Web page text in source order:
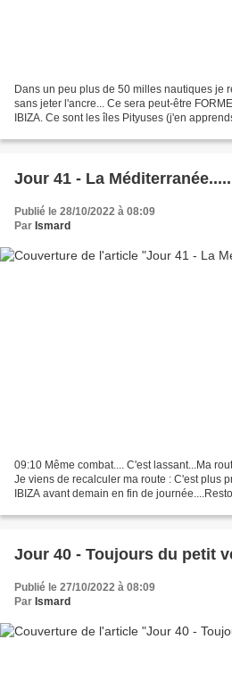
Dans un peu plus de 50 milles nautiques je
sans jeter l'ancre... Ce sera peut-être
IBIZA. Ce sont les îles Pityuses (j'en
Jour 41 - La
Publié le 28/10/2022 à 08:09
Par Ismard
09:10 Même combat.... C'est lassant...Ma
Je viens de recalculer ma route : C'est plus
IBIZA avant demain en fin de
Jour 40 - Toujours du petit
Publié le 27/10/2022 à 08:09
Par Ismard